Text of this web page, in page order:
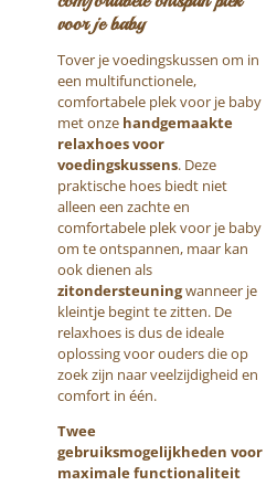
voor je baby
Tover je voedingskussen om in
een multifunctionele,
comfortabele plek voor je baby
met onze handgemaakte
relaxhoes voor
voedingskussens. Deze
praktische hoes biedt niet
alleen een zachte en
comfortabele plek voor je baby
om te ontspannen, maar kan
ook dienen als
zitondersteuningwanneer je
kleintje begint te zitten. De
relaxhoes is dus de ideale
oplossing voor ouders die op
zoek zijn naar veelzijdigheid en
comfort in één.
Twee
gebruiksmogelijkheden voor
maximale functionaliteit